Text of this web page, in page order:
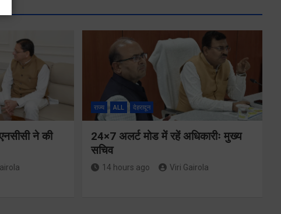
ने की
राज्य ALL देहरादून
24×7 अलर्ट मोड में रहें अधिकारीः मुख्य
सचिव
14 hours ago Viri Gairola